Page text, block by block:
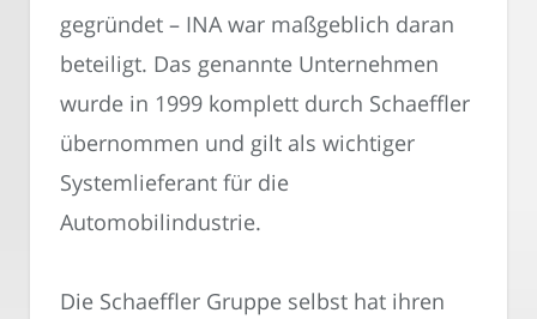
gegründet – INA war maßgeblich daran
beteiligt. Das genannte Unternehmen
wurde in 1999 komplett durch Schaeffler
übernommen und gilt als wichtiger
Systemlieferant für die
Automobilindustrie.
Die Schaeffler Gruppe selbst hat ihren